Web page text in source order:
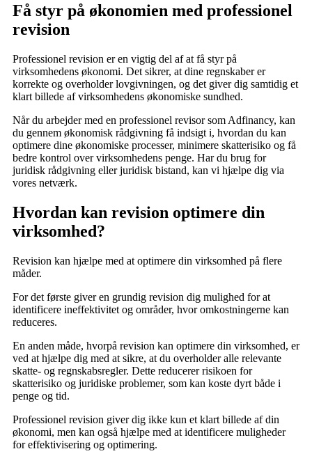
Få styr på økonomien med professionel
revision
Professionel revision er en vigtig del af at få styr på
virksomhedens økonomi. Det sikrer, at dine regnskaber er
korrekte og overholder lovgivningen, og det giver dig samtidig et
klart billede af virksomhedens økonomiske sundhed.
Når du arbejder med en professionel revisor som Adfinancy, kan
du gennem økonomisk rådgivning få indsigt i, hvordan du kan
optimere dine økonomiske processer, minimere skatterisiko og få
bedre kontrol over virksomhedens penge. Har du brug for
juridisk rådgivning eller juridisk bistand, kan vi hjælpe dig via
vores netværk.
Hvordan kan revision optimere din
virksomhed?
Revision kan hjælpe med at optimere din virksomhed på flere
måder.
For det første giver en grundig revision dig mulighed for at
identificere ineffektivitet og områder, hvor omkostningerne kan
reduceres.
En anden måde, hvorpå revision kan optimere din virksomhed, er
ved at hjælpe dig med at sikre, at du overholder alle relevante
skatte- og regnskabsregler. Dette reducerer risikoen for
skatterisiko og juridiske problemer, som kan koste dyrt både i
penge og tid.
Professionel revision giver dig ikke kun et klart billede af din
økonomi, men kan også hjælpe med at identificere muligheder
for effektivisering og optimering.